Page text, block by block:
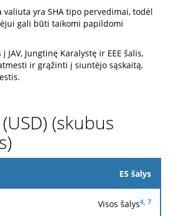
valiuta yra SHA tipo pervedimai, todėl
gali būti taikomi papildomi
JAV, Jungtinę Karalystę ir EEE šalis,
ir grąžinti į siuntėjo sąskaitą,
(skubus
ES šalys
Visos šalys4, 7